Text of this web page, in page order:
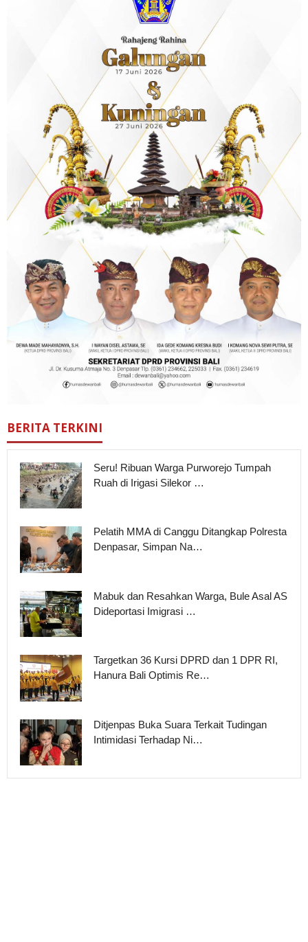
BERITA TERKINI
Seru! Ribuan Warga Purworejo Tumpah
Ruah di Irigasi Silekor …
Pelatih MMA di Canggu Ditangkap Polresta
Denpasar, Simpan Na…
Mabuk dan Resahkan Warga, Bule Asal AS
Dideportasi Imigrasi …
Targetkan 36 Kursi DPRD dan 1 DPR RI,
Hanura Bali Optimis Re…
Ditjenpas Buka Suara Terkait Tudingan
Intimidasi Terhadap Ni…